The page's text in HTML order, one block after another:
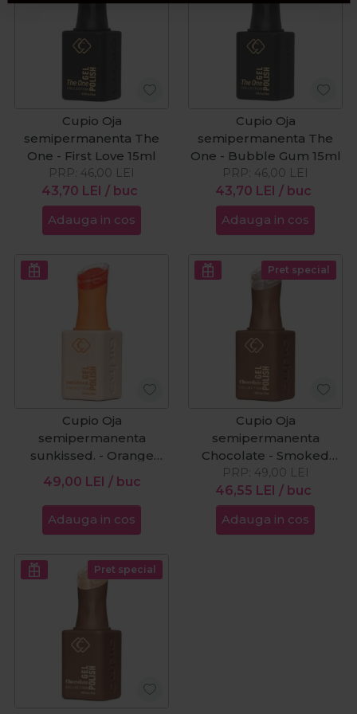
Cupio Oja
semipermanenta The
One - First Love 15ml
43,70 LEI / buc
PRP: 46,00 LEI
Adauga in cos
Cupio Oja
semipermanenta The
One - Bubble Gum 15ml
43,70 LEI / buc
PRP: 46,00 LEI
Adauga in cos
Cupio Oja
semipermanenta
sunkissed. - Orange
Wave 15ml
49,00 LEI / buc
Adauga in cos
Pret special
Cupio Oja
semipermanenta
Chocolate - Smoked
Cacao 15ml
46,55 LEI / buc
PRP: 49,00 LEI
Adauga in cos
Pret special